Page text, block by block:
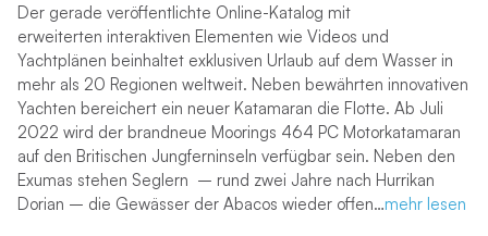
Der gerade veröffentlichte Online-Katalog mit
erweiterten interaktiven Elementen wie Videos und
Yachtplänen beinhaltet exklusiven Urlaub auf dem Wasser in
mehr als 20 Regionen weltweit. Neben bewährten innovativen
Yachten bereichert ein neuer Katamaran die Flotte. Ab Juli
2022 wird der brandneue Moorings 464 PC Motorkatamaran
auf den Britischen Jungferninseln verfügbar sein. Neben den
Exumas stehen Seglern – rund zwei Jahre nach Hurrikan
Dorian – die Gewässer der Abacos wieder offen…mehr lesen